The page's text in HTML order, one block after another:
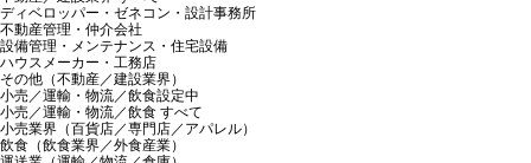
ディベロッパー・ゼネコン・設計事務所
不動産管理・仲介会社
設備管理・メンテナンス・住宅設備
ハウスメーカー・工務店
その他（不動産／建設業界）
小売／運輸・物流／飲食設定中
小売／運輸・物流／飲食 すべて
小売業界（百貨店／専門店／アパレル）
飲食（飲食業界／外食産業）